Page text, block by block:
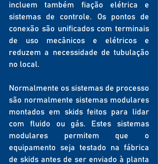
incluem também fiação elétrica e
sistemas de controle. Os pontos de
conexão são unificados com terminais
de uso mecânicos e elétricos e
reduzem a necessidade de tubulação
no local.
Normalmente os sistemas de processo
são normalmente sistemas modulares
montados em skids feitos para lidar
com fluido ou gás. Estes sistemas
modulares permitem que o
equipamento seja testado na fábrica
de skids antes de ser enviado à planta